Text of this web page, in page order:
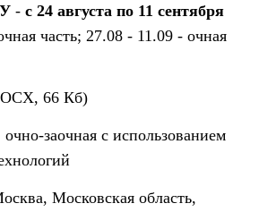
- с 24 августа по 11 сентября
часть; 27.08 - 11.09 - очная
66 Кб)
очно-заочная с использованием
Московская область,